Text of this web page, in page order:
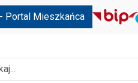
Portal Mieszkańca